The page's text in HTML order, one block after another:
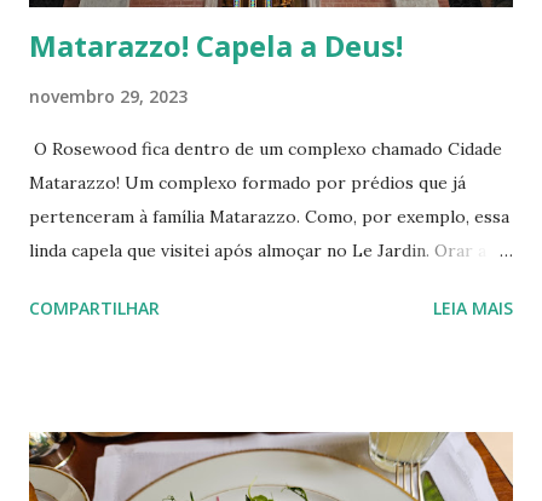
Matarazzo! Capela a Deus!
novembro 29, 2023
O Rosewood fica dentro de um complexo chamado Cidade
Matarazzo! Um complexo formado por prédios que já
pertenceram à família Matarazzo. Como, por exemplo, essa
linda capela que visitei após almoçar no Le Jardin. Orar a
para mim. Deus tenha misericórdia de nós e do mundo
COMPARTILHAR LEIA MAIS